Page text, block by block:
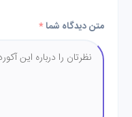
متن دیدگاه شما*